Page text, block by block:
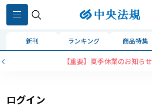
新刊 ランキング 商品特集
【重要】夏季休業のお知らせ
ログイン